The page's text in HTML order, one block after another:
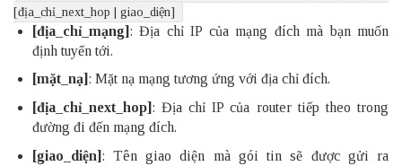
[địa_chỉ_next_hop | giao_diện]
[địa_chỉ_mạng] : Địa chỉ IP của mạng đích mà bạn muốn
định tuyến tới.
[mặt_nạ] : Mặt nạ mạng tương ứng với địa chỉ đích.
[địa_chỉ_next_hop] : Địa chỉ IP của router tiếp theo trong
đường đi đến mạng đích.
[giao_diện] : Tên giao diện mà gói tin sẽ được gửi ra